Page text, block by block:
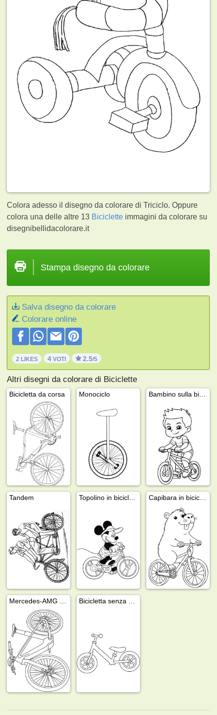
Colora adesso il disegno da colorare di Triciclo. Oppure
colora una delle altre 13 Biciclette immagini da colorare su
disegnibellidacolorare.it
Stampa disegno da colorare
Salva disegno da colorare
Colorare online
2 LIKES 4 VOTI 2.5/5
Altri disegni da colorare di Biciclette
Bicicletta da corsa Monociclo
Tandem